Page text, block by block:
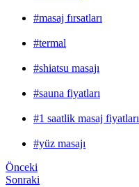
#masaj fırsatları
#termal
#shiatsu masajı
#sauna fiyatları
#1 saatlik masaj fiyatları
#yüz masajı
Önceki
Sonraki